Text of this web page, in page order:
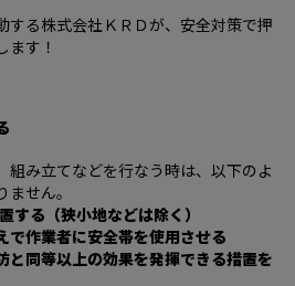
する株式会社ＫＲＤが、安全対策で押
ます！
組み立てなどを行なう時は、以下のよ
せん。
する（狭小地などは除く）
で作業者に安全帯を使用させる
と同等以上の効果を発揮できる措置を